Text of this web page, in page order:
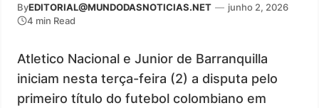
ByEDITORIAL@MUNDODASNOTICIAS.NET — junho 2, 2026
4 min Read
Atletico Nacional e Junior de Barranquilla
iniciam nesta terça-feira (2) a disputa pelo
primeiro título do futebol colombiano em